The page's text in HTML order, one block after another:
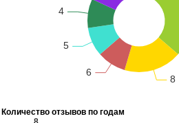
Количество отзывов по годам